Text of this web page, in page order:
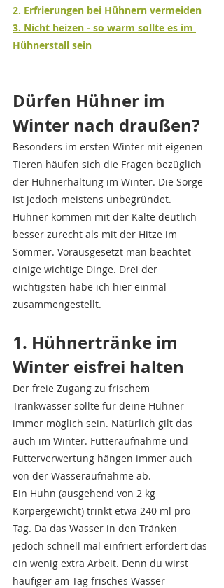
2. Erfrierungen bei Hühnern vermeiden
3. Nicht heizen - so warm sollte es im
Hühnerstall sein
Dürfen Hühner im
Winter nach draußen?
Besonders im ersten Winter mit eigenen
Tieren häufen sich die Fragen bezüglich
der Hühnerhaltung im Winter. Die Sorge
ist jedoch meistens unbegründet.
Hühner kommen mit der Kälte deutlich
besser zurecht als mit der Hitze im
Sommer. Vorausgesetzt man beachtet
einige wichtige Dinge. Drei der
wichtigsten habe ich hier einmal
zusammengestellt.
1. Hühnertränke im
Winter eisfrei halten
Der freie Zugang zu frischem
Tränkwasser sollte für deine Hühner
immer möglich sein. Natürlich gilt das
auch im Winter. Futteraufnahme und
Futterverwertung hängen immer auch
von der Wasseraufnahme ab.
Ein Huhn (ausgehend von 2 kg
Körpergewicht) trinkt etwa 240 ml pro
Tag. Da das Wasser in den Tränken
jedoch schnell mal einfriert erfordert das
ein wenig extra Arbeit. Denn du wirst
häufiger am Tag frisches Wasser